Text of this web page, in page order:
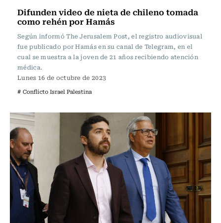
Difunden video de nieta de chileno tomada
como rehén por Hamás
Según informó The Jerusalem Post, el registro audiovisual
fue publicado por Hamás en su canal de Telegram, en el
cual se muestra a la joven de 21 años recibiendo atención
médica.
Lunes 16 de octubre de 2023
# Conflicto Israel Palestina